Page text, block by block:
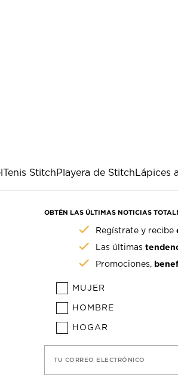
Tenis StitchPlayera de StitchLápices
OBTÉN LAS ÚLTIMAS NOTICIAS
Regístrate y recibe
Las últimas
Promociones,
MUJER
HOMBRE
HOGAR
TU CORREO ELECTRÓNICO